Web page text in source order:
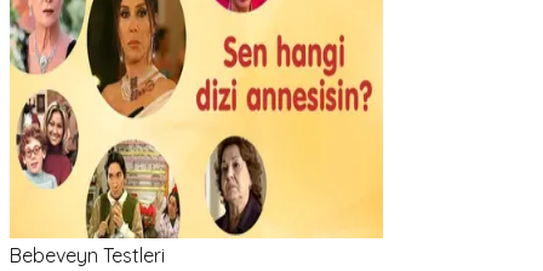
Bebeveyn Testleri